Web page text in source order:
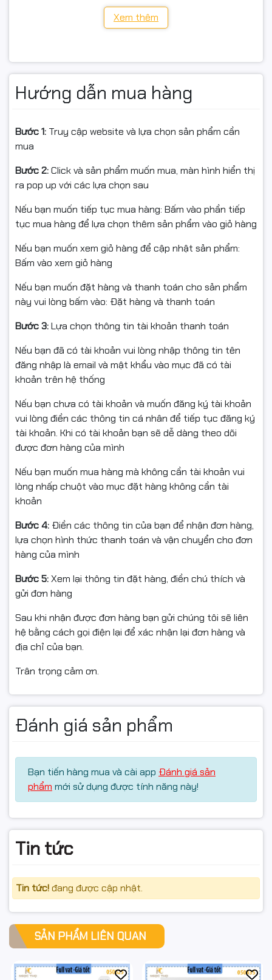
Lắp đặt: Trong nhà – để bàn, gắn trần hoặc tường
🎯 Ưu điểm nổi bật
ban đêm
✔ Quan sát có màu ban đêm – nhờ đèn trợ sáng thông
minh
✔ Theo dõi chuyển động người tự động, giảm báo giả
✔ Đàm thoại 2 chiều dễ dàng – trò chuyện từ xa qua
app EZVIZ
✔ Cài đặt nhanh – quét mã QR kết nối trong 1 phút
✔ Xem từ xa qua điện thoại, hỗ trợ chia sẻ nhiều người
cùng xem
📦 Cam kết từ Ngọc Thọ Computer
✅ Bảo hành 24 tháng – hỗ trợ kỹ thuật trọn đời
✅ Cài đặt tận tình – hướng dẫn chi tiết qua điện thoại
✅ Đóng gói an toàn – giao hàng toàn quốc
✅ Quý khách quay video khi bóc hàng để làm bằng
chứng nếu sản phẩm bị hư hỏng, va đập hoặc lỗi vận
chuyển.
✅ Nếu sản phẩm không sử dụng được hoặc chưa biết
cách dùng, vui lòng liên hệ trước khi hoàn hàng để
được hỗ trợ kỹ thuật.
✅ Sản phẩm hoàn trả cần đóng gói nguyên vẹn như
✅ Chỉ hỗ trợ đổi/hoàn khi sản phẩm còn nguyên trạng
và có giá trị sử dụng.
#cameraEZVIZ #EZVIZH6C #H6CPRO #EZVIZ3MP
#cameracobaodem #cameradamthoai
#cameraquayquet #cameratrongnha
#EZVIZFullColor #fullvat #ngocthocomputer
Xem thêm
Hướng dẫn mua hàng
Bước 1: Truy cập website và lựa chọn sản phẩm cần
mua
Bước 2:Click và sản phẩm muốn mua, màn hình hiển thị
ra pop up với các lựa chọn sau
Nếu bạn muốn tiếp tục mua hàng: Bấm vào phần tiếp
tục mua hàng để lựa chọn thêm sản phẩm vào giỏ hàng
Nếu bạn muốn xem giỏ hàng để cập nhật sản phẩm:
Bấm vào xem giỏ hàng
Nếu bạn muốn đặt hàng và thanh toán cho sản phẩm
này vui lòng bấm vào: Đặt hàng và thanh toán
Bước 3:Lựa chọn thông tin tài khoản thanh toán
Nếu bạn đã có tài khoản vui lòng nhập thông tin tên
đăng nhập là email và mật khẩu vào mục đã có tài
khoản trên hệ thống
Nếu bạn chưa có tài khoản và muốn đăng ký tài khoản
vui lòng điền các thông tin cá nhân để tiếp tục đăng ký
tài khoản. Khi có tài khoản bạn sẽ dễ dàng theo dõi
được đơn hàng của mình
Nếu bạn muốn mua hàng mà không cần tài khoản vui
lòng nhấp chuột vào mục đặt hàng không cần tài
khoản
Bước 4: Điền các thông tin của bạn để nhận đơn hàng,
lựa chọn hình thức thanh toán và vận chuyển cho đơn
hàng của mình
Bước 5:Xem lại thông tin đặt hàng, điền chú thích và
gửi đơn hàng
Sau khi nhận được đơn hàng bạn gửi chúng tôi sẽ liên
hệ bằng cách gọi điện lại để xác nhận lại đơn hàng và
địa chỉ của bạn.
Trân trọng cảm ơn.
Đánh giá sản phẩm
Bạn tiến hàng mua và cài app Đánh giá sản
phẩm mới sử dụng được tính năng này!
Tin tức
Tin tức!đang được cập nhật.
SẢN PHẨM LIÊN QUAN